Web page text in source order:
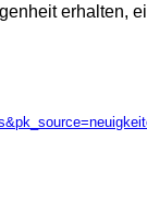
erhalten,